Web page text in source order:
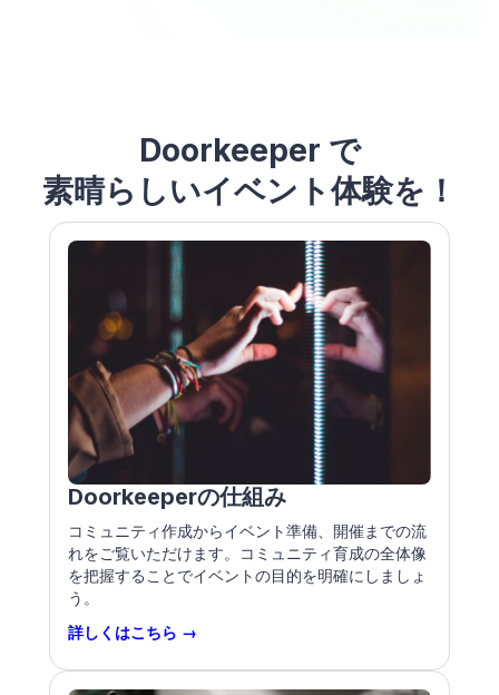
Doorkeeper で
素晴らしいイベント体験を！
Doorkeeperの仕組み
コミュニティ作成からイベント準備、開催までの流
れをご覧いただけます。コミュニティ育成の全体像
を把握することでイベントの目的を明確にしましょ
う。
詳しくはこちら →